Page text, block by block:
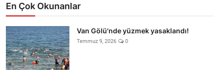
En Çok Okunanlar
Van Gölü'nde yüzmek yasaklandı!
Temmuz 9, 2026 0